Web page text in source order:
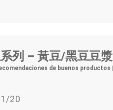
列 – 黃豆/黑豆豆漿
de buenos productos
20